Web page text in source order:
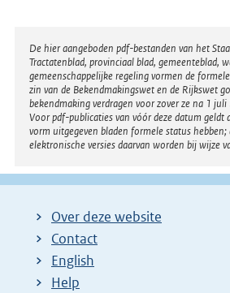
Disclaimer
De hier aangeboden pdf-bestanden van het
Tractatenblad, provinciaal blad, gemeenteblad,
gemeenschappelijke regeling vormen de
zin van de Bekendmakingswet en de Rijkswet
bekendmaking verdragen voor zover ze na 1
Voor pdf-publicaties van vóór deze datum geldt
vorm uitgegeven bladen formele status hebben;
elektronische versies daarvan worden bij wijze
Over deze website
Contact
English
Help